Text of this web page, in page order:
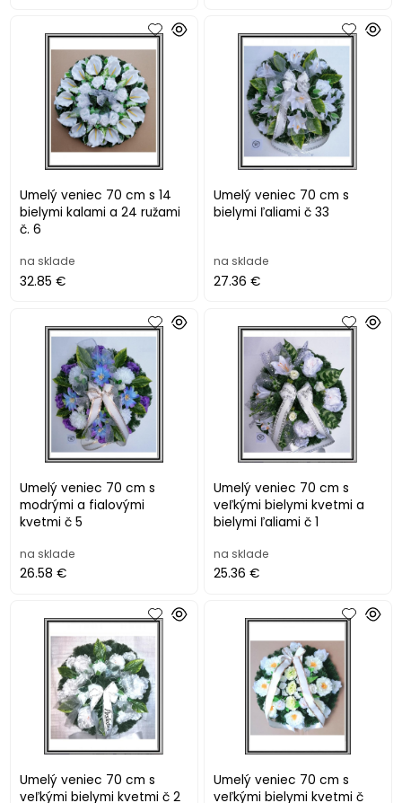
Umelý veniec 70 cm s 14
bielymi kalami a 24 ružami
č. 6
na sklade
32.85 €
Umelý veniec 70 cm s
bielymi ľaliami č 33
na sklade
27.36 €
Umelý veniec 70 cm s
modrými a fialovými
kvetmi č 5
na sklade
26.58 €
Umelý veniec 70 cm s
veľkými bielymi kvetmi a
bielymi ľaliami č 1
na sklade
25.36 €
Umelý veniec 70 cm s
veľkými bielymi kvetmi č 2
Umelý veniec 70 cm s
veľkými bielymi kvetmi č